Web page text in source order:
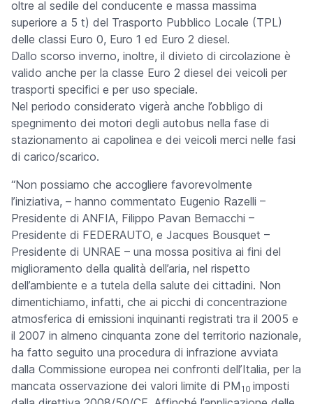
oltre al sedile del conducente e massa massima
superiore a 5 t) del Trasporto Pubblico Locale (TPL)
delle classi Euro 0, Euro 1 ed Euro 2 diesel.
Dallo scorso inverno, inoltre, il divieto di circolazione è
valido anche per la classe Euro 2 diesel dei veicoli per
trasporti specifici e per uso speciale.
Nel periodo considerato vigerà anche l’obbligo di
spegnimento dei motori degli autobus nella fase di
stazionamento ai capolinea e dei veicoli merci nelle fasi
di carico/scarico.
“Non possiamo che accogliere favorevolmente
l’iniziativa, – hanno commentato Eugenio Razelli –
Presidente di ANFIA, Filippo Pavan Bernacchi –
Presidente di FEDERAUTO, e Jacques Bousquet –
Presidente di UNRAE – una mossa positiva ai fini del
miglioramento della qualità dell’aria, nel rispetto
dell’ambiente e a tutela della salute dei cittadini. Non
dimentichiamo, infatti, che ai picchi di concentrazione
atmosferica di emissioni inquinanti registrati tra il 2005 e
il 2007 in almeno cinquanta zone del territorio nazionale,
ha fatto seguito una procedura di infrazione avviata
dalla Commissione europea nei confronti dell’Italia, per la
mancata osservazione dei valori limite di PM 10 imposti